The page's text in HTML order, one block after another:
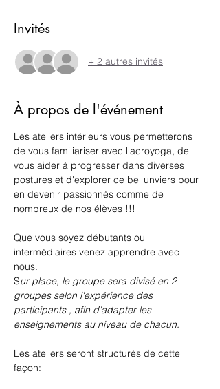
Invités
+ 2 autres invités
À propos de l'événement
Les ateliers intérieurs vous permetterons
de vous familiariser avec l'acroyoga, de
vous aider à progresser dans diverses
postures et d'explorer ce bel unviers pour
en devenir passionnés comme de
nombreux de nos élèves !!!
Que vous soyez débutants ou
intermédiaires venez apprendre avec
nous.
Sur place, le groupe sera divisé en 2
groupes selon l'expérience des
participants , afin d'adapter les
enseignements au niveau de chacun.
Les ateliers seront structurés de cette
façon: